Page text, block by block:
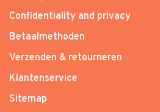
Confidentiality and privacy
Betaalmethoden
Verzenden & retourneren
Klantenservice
Sitemap